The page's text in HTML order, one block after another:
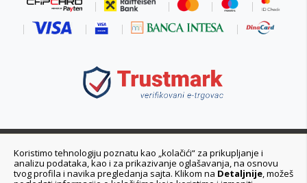
011 6355 550
Ponedeljak - Petak 08:00 - 20:00h
Koristimo tehnologiju poznatu kao „kolačići“ za prikupljanje i
analizu podataka, kao i za prikazivanje oglašavanja, na osnovu
tvog profila i navika pregledanja sajta. Klikom na Detaljnije, možeš